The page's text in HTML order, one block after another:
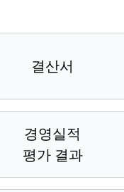
결산서
경영실적
평가 결과